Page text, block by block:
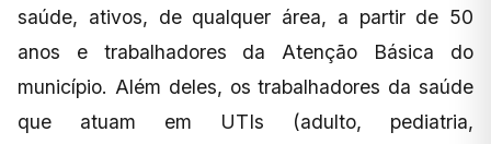
saúde, ativos, de qualquer área, a partir de 50
anos e trabalhadores da Atenção Básica do
município. Além deles, os trabalhadores da saúde
que atuam em UTIs (adulto, pediatria,